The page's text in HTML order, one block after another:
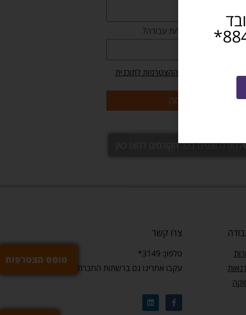
תחום את/ה מחפש/ת עבודה?
תנאי ההצטרפות לתוכנית
שליחה
לחזרה וצפיה בכל הקורסים לחצו כאן
טופס הצטרפות
צרו קשר
טלפון: 3149*
עקבו אחרינו גם ברשתות החברתיות
במתכונת חירום וזמין עבורכם במספר 8840*